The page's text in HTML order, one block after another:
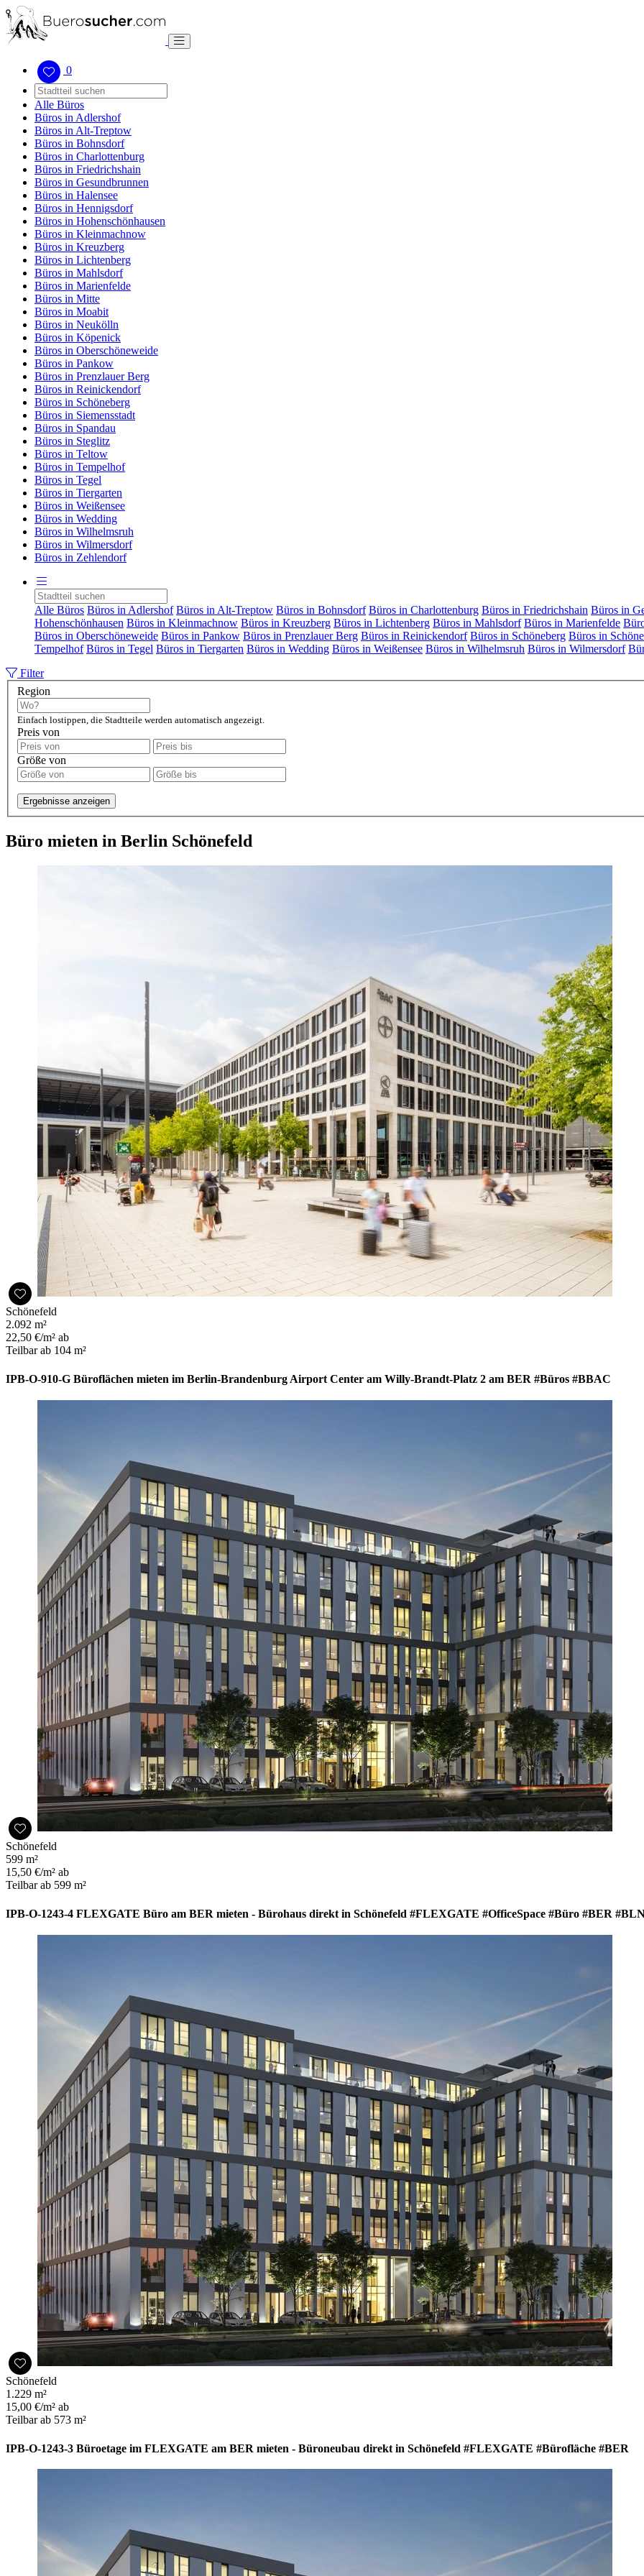
0
Alle Büros
Büros in Adlershof
Büros in Alt-Treptow
Büros in Bohnsdorf
Büros in Charlottenburg
Büros in Friedrichshain
Büros in Gesundbrunnen
Büros in Halensee
Büros in Hennigsdorf
Büros in Hohenschönhausen
Büros in Kleinmachnow
Büros in Kreuzberg
Büros in Lichtenberg
Büros in Mahlsdorf
Büros in Marienfelde
Büros in Mitte
Büros in Moabit
Büros in Neukölln
Büros in Köpenick
Büros in Oberschöneweide
Büros in Pankow
Büros in Prenzlauer Berg
Büros in Reinickendorf
Büros in Schöneberg
Büros in Siemensstadt
Büros in Spandau
Büros in Steglitz
Büros in Teltow
Büros in Tempelhof
Büros in Tegel
Büros in Tiergarten
Büros in Weißensee
Büros in Wedding
Büros in Wilhelmsruh
Büros in Wilmersdorf
Büros in Zehlendorf
Alle Büros Büros in Adlershof Büros in Alt-Treptow Büros in Bohnsdorf Büros in Charlottenburg Büros in Friedrichshain Büros in
Hohenschönhausen Büros in Kleinmachnow Büros in Kreuzberg Büros in Lichtenberg Büros in Mahlsdorf Büros in Marienfelde
Büros in Oberschöneweide Büros in Pankow Büros in Prenzlauer Berg Büros in Reinickendorf Büros in Schöneberg Büros in
Tempelhof Büros in Tegel Büros in Tiergarten Büros in Wedding Büros in Weißensee Büros in Wilhelmsruh Büros in Wilmersdorf
Filter
Region
Einfach lostippen, die Stadtteile werden automatisch angezeigt.
Preis von
Größe von
Ergebnisse anzeigen
Büro mieten in Berlin Schönefeld
Schönefeld
2.092 m²
22,50 €/m² ab
Teilbar ab 104 m²
IPB-O-910-G Büroflächen mieten im Berlin-Brandenburg Airport Center am Willy-Brandt-Platz 2 am BER #Büros #BBAC
Schönefeld
599 m²
15,50 €/m² ab
Teilbar ab 599 m²
IPB-O-1243-4 FLEXGATE Büro am BER mieten - Bürohaus direkt in Schönefeld #FLEXGATE #OfficeSpace #Büro #BER
Schönefeld
1.229 m²
15,00 €/m² ab
Teilbar ab 573 m²
IPB-O-1243-3 Büroetage im FLEXGATE am BER mieten - Büroneubau direkt in Schönefeld #FLEXGATE #Bürofläche #BER